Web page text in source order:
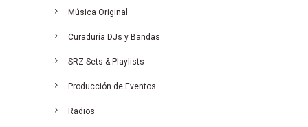
Música Original
Curaduría DJs y Bandas
SRZ Sets & Playlists
Producción de Eventos
Radios